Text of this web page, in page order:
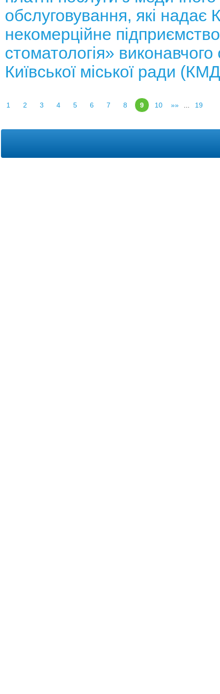
обслуговування, які надає
некомерційне
стоматологія» виконавчого
Київської міської ради
1 2 3 4 5 6 7 8 9 10 »» 19